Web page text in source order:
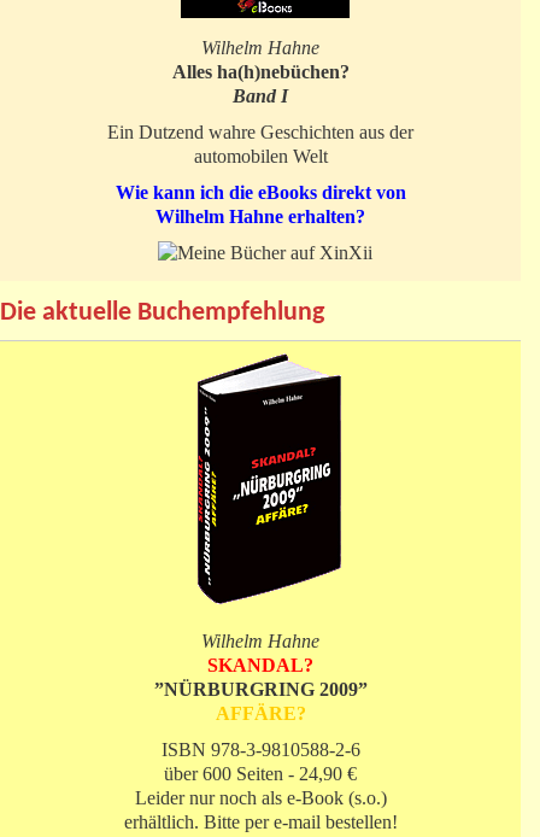
Wilhelm Hahne
Alles ha(h)nebüchen?
Band I
Ein Dutzend wahre Geschichten aus der
automobilen Welt
Wie kann ich die eBooks direkt von
Wilhelm Hahne erhalten?
Die aktuelle Buchempfehlung
Wilhelm Hahne
SKANDAL?
”NÜRBURGRING 2009”
AFFÄRE?
ISBN 978-3-9810588-2-6
über 600 Seiten - 24,90 €
Leider nur noch als e-Book (s.o.)
erhältlich. Bitte per e-mail bestellen!